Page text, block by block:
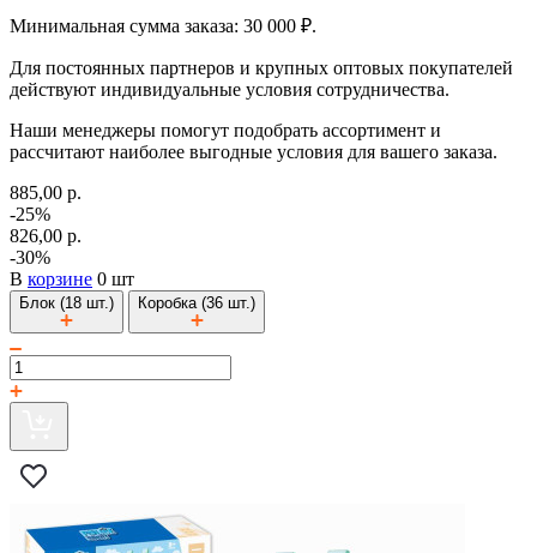
Минимальная сумма заказа: 30 000 ₽.
Для постоянных партнеров и крупных оптовых покупателей
действуют индивидуальные условия сотрудничества.
Наши менеджеры помогут подобрать ассортимент и
рассчитают наиболее выгодные условия для вашего заказа.
885,00 р.
-25%
826,00 р.
-30%
В корзине 0 шт
Блок (18 шт.) Коробка (36 шт.)